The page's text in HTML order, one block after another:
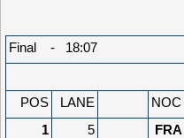
Final - 18:07
POS LANE NOC
1
5 FRA